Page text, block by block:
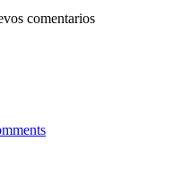
comentarios